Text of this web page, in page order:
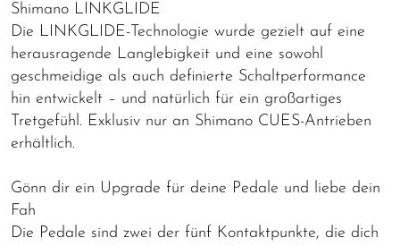
Shimano LINKGLIDE
Die LINKGLIDE-Technologie wurde gezielt auf eine
herausragende Langlebigkeit und eine sowohl
geschmeidige als auch definierte Schaltperformance
hin entwickelt – und natürlich für ein großartiges
Tretgefühl. Exklusiv nur an Shimano CUES-Antrieben
erhältlich.
Gönn dir ein Upgrade für deine Pedale und liebe dein
Fah
Die Pedale sind zwei der fünf Kontaktpunkte, die dich